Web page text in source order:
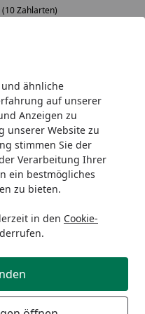
und ähnliche
auf unserer
Anzeigen zu
unserer Website zu
stimmen Sie der
Verarbeitung Ihrer
ein bestmögliches
zu bieten.
in den Cookie-
(10 Zahlarten)
Big Green Egg
| XLARGE |